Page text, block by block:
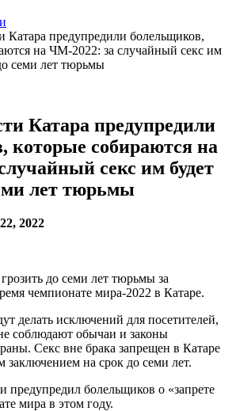
Катара предупредили болельщиков,
на ЧМ-2022: за случайный секс им
семи лет тюрьмы
Катара предупредили
которые собираются на
секс им будет
лет тюрьмы
2022
до семи лет тюрьмы за
чемпионате мира-2022 в Катаре.
делать исключений для посетителей,
соблюдают обычаи и законы
Секс вне брака запрещен в Катаре
заключением на срок до семи лет.
предупредил болельщиков о «запрете
мира в этом году.